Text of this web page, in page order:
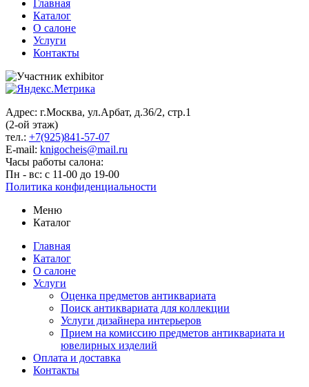
Главная
Каталог
О салоне
Услуги
Контакты
Адрес: г.Москва, ул.Арбат, д.36/2, стр.1
(2-ой этаж)
тел.: +7(925)841-57-07
E-mail: knigocheis@mail.ru
Часы работы салона:
Пн - вс: с 11-00 до 19-00
Политика конфиденциальности
Меню
Каталог
Главная
Каталог
О салоне
Услуги
Оценка предметов антиквариата
Поиск антиквариата для коллекции
Услуги дизайнера интерьеров
Прием на комиссию предметов антиквариата и
ювелирных изделий
Оплата и доставка
Контакты